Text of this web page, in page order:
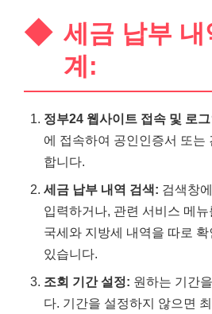
세금 납부
계:
정부24 웹사이트 접속 및 로
에 접속하여 공인인증서 또는
합니다.
세금 납부 내역 검색: 검색창
입력하거나, 관련 서비스 메
국세와 지방세 내역을 따로
있습니다.
조회 기간 설정: 원하는 기간
다. 기간을 설정하지 않으면